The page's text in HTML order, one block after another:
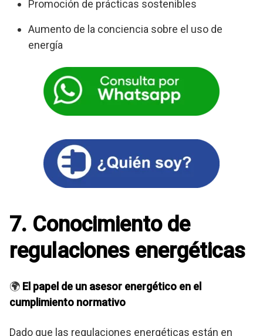
Promoción de prácticas sostenibles
Aumento de la conciencia sobre el uso de
energía
7. Conocimiento de
regulaciones energéticas
🌍 El papel de un asesor energético en el
cumplimiento normativo
Dado que las regulaciones energéticas están en